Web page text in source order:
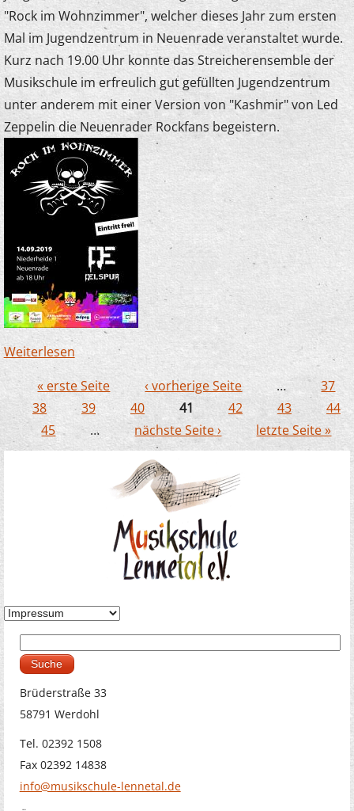
"Rock im Wohnzimmer", welcher dieses Jahr zum ersten
Mal im Jugendzentrum in Neuenrade veranstaltet wurde.
Kurz nach 19.00 Uhr konnte das Streicherensemble der
Musikschule im erfreulich gut gefüllten Jugendzentrum
unter anderem mit einer Version von "Kashmir" von Led
Zeppelin die Neuenrader Rockfans begeistern.
Weiterlesen über Junge Streicher begeistern bei "Rock im
Wohnzimmer"
Seiten
« erste Seite ‹ vorherige Seite …
37
38
39 40 41 42 43
44
45
… nächste Seite › letzte Seite »
Suchformular
Brüderstraße 33
58791 Werdohl
Tel. 02392 1508
Fax 02392 14838
info@musikschule-lennetal.de